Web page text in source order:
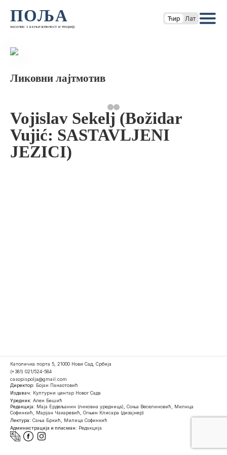
ПОЉА
часопис за књижевност и теорију
Ћир Лат
Ликовни лајтмотив
Vojislav Sekelj (Božidar
Vujić: SASTAVLJENI
JEZICI)
Католичка порта 5, 21000 Нови Сад, Србија
(+381) 021/524-584
casopispolja@gmail.com
Директор: Бојан Панаотовић
Издавач: Културни центар Новог Сада
Уредник: Ален Бешић
Редакција: Маја Ердељанин (ликовна уредница), Соња Веселиновић, Милица
Софинкић, Марјан Чакаревић, Огњен Клисара (дизајнер)
Лектура: Сања Бркић, Милица Софинкић
Администрација и пласман: Редакција